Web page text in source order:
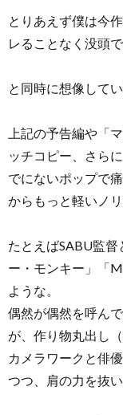
とりあえず僕は今
レることなく没頭
と同時に想像して
上記の予告編や「
ッチコピー、さら
でにないポップで
からもっと軽いノ
たとえばSABU監
ー・モンキー」「
ような。
偶然が偶然を呼ん
が、作り物丸出し
カメラワークと俳
つつ、肩の力を抜